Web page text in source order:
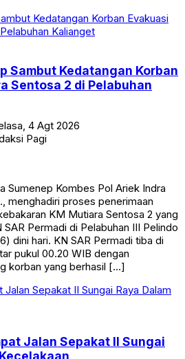
Sambut Kedatangan Korban
Sentosa 2 di Pelabuhan
4 Agt 2026
Pagi
Sumenep Kombes Pol Ariek Indra
menghadiri proses penerimaan
KM Mutiara Sentosa 2 yang
Permadi di Pelabuhan III Pelindo
dini hari. KN SAR Permadi tiba di
pukul 00.20 WIB dengan
korban yang berhasil […]
Jalan Sepakat II Sungai